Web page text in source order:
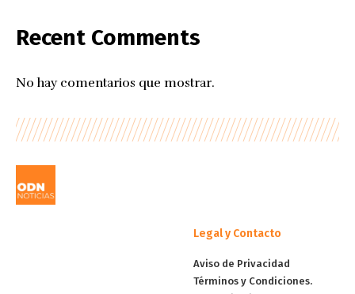
Recent Comments
No hay comentarios que mostrar.
Legal y Contacto
Aviso de Privacidad
Términos y Condiciones.